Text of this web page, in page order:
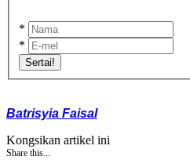
*
*
Sertai!
Batrisyia Faisal
Kongsikan artikel ini
Share this...